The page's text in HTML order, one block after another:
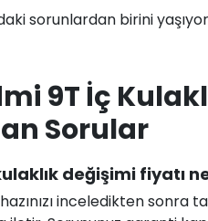
sorunlardan birini
9T İç
Sorular
değişimi fiyatı
inceledikten